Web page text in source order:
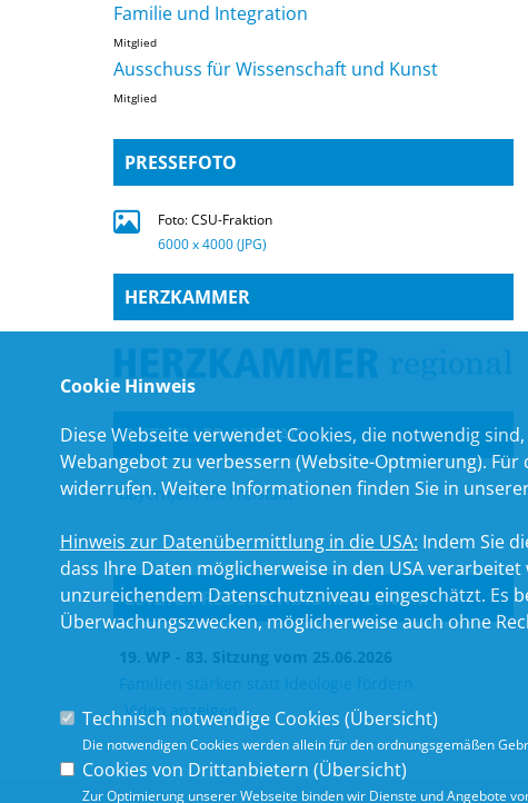
Familie und Integration
Mitglied
Ausschuss für Wissenschaft und Kunst
Mitglied
PRESSEFOTO
Foto: CSU-Fraktion
6000 x 4000 (JPG)
HERZKAMMER
AKTUELLER ANTRAG
Bayernjahr im Freistaat
LETZTER REDEBEITRAG IM PLENUM
19. WP - 83. Sitzung vom 25.06.2026
Familien stärken statt Ideologie fördern
Video anzeigen
Cookie Hinweis
Diese Webseite verwendet Cookies, die notwendig
Webangebot zu verbessern (Website-Optmierung).
widerrufen. Weitere Informationen finden Sie in
Hinweis zur Datenübermittlung in die USA: Indem Sie
dass Ihre Daten möglicherweise in den USA
unzureichendem Datenschutzniveau eingeschätzt. Es
Überwachungszwecken, möglicherweise auch ohne
Technisch notwendige Cookies (Übersicht)
Die notwendigen Cookies werden allein für den ordnungsgemäßen
Cookies von Drittanbietern (Übersicht)
Zur Optimierung unserer Webseite binden wir Dienste und Angebote